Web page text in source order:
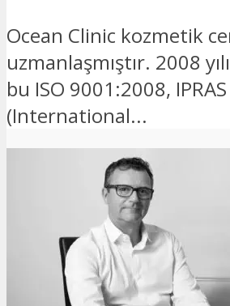
Ocean Clinic kozmetik
uzmanlaşmıştır. 2008
bu ISO 9001:2008, IPRAS
(International...